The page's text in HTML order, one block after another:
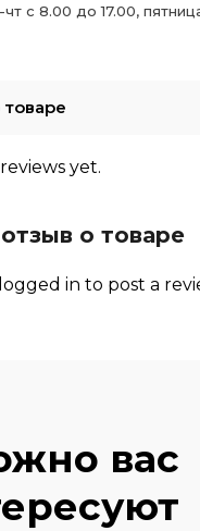
с 8.00 до 17.00,
yet.
о товаре
logged in to post a
вас